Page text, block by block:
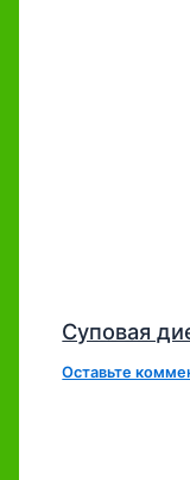
Суповая
Оставьте